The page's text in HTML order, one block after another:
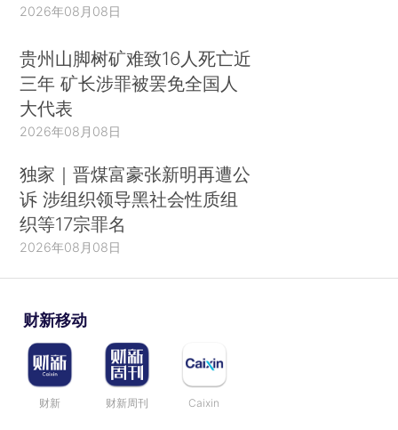
2026年08月08日
贵州山脚树矿难致16人死亡近
三年 矿长涉罪被罢免全国人
大代表
2026年08月08日
独家｜晋煤富豪张新明再遭公
诉 涉组织领导黑社会性质组
织等17宗罪名
2026年08月08日
财新移动
财新 财新周刊 Caixin